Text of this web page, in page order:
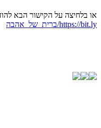
או בלחיצה על הקישור הבא
https://bit.ly/ברית_של_אהבה